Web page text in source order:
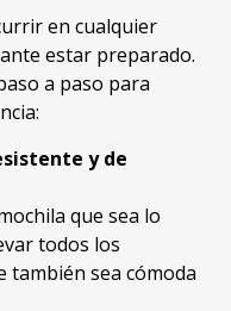
en cualquier
estar preparado.
a paso para
y de
que sea lo
todos los
también sea cómoda